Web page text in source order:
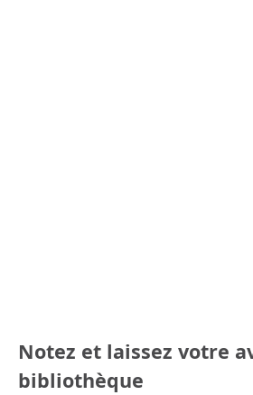
Notez et laissez votre
bibliothèque